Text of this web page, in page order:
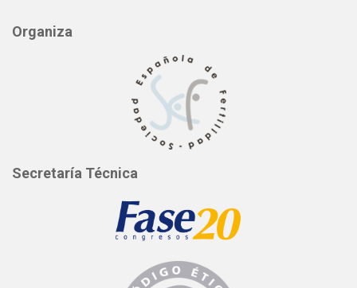
Organiza
Secretaría Técnica